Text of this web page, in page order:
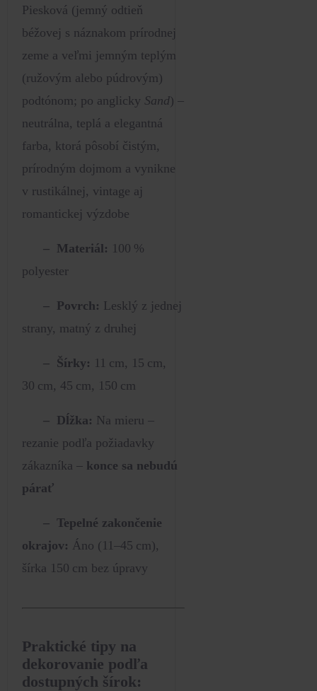
Piesková (jemný odtieň
béžovej s náznakom prírodnej
zeme a veľmi jemným teplým
(ružovým alebo púdrovým)
podtónom; po anglicky Sand) –
neutrálna, teplá a elegantná
farba, ktorá pôsobí čistým,
prírodným dojmom a vynikne
v rustikálnej, vintage aj
romantickej výzdobe
– Materiál: 100 %
polyester
– Povrch: Lesklý z jednej
strany, matný z druhej
– Šírky: 11 cm, 15 cm,
30 cm, 45 cm, 150 cm
– Dĺžka: Na mieru –
rezanie podľa požiadavky
zákazníka – konce sa nebudú
párať
– Tepelné zakončenie
okrajov: Áno (11–45 cm),
šírka 150 cm bez úpravy
Praktické tipy na
dekorovanie podľa
dostupných šírok: